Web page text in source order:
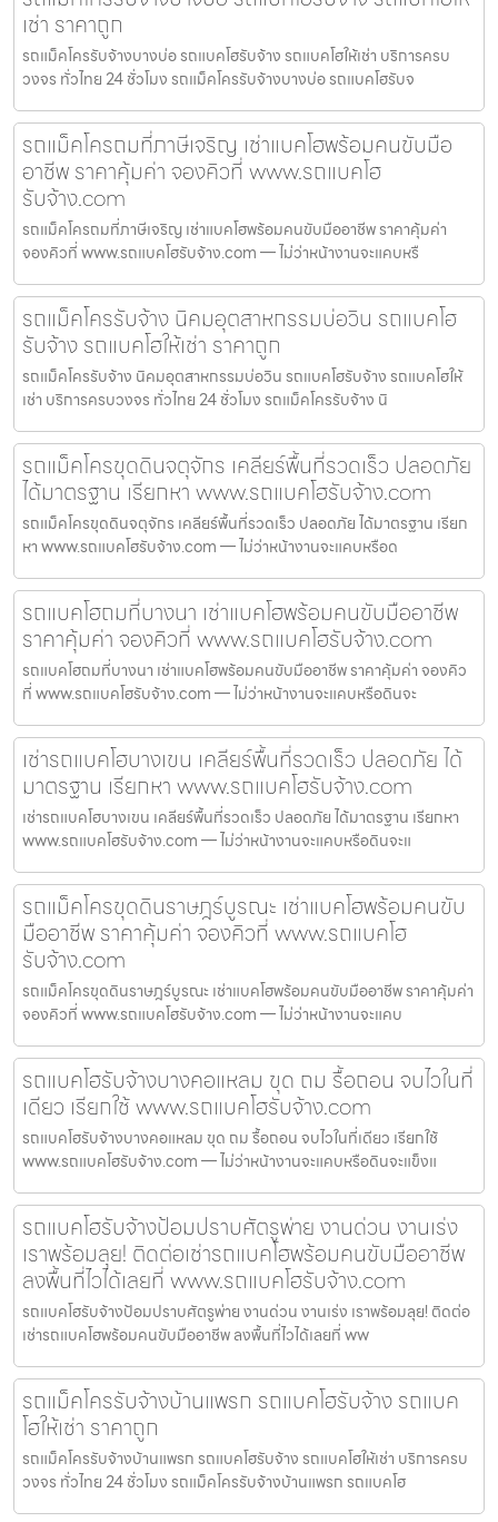
เช่า ราคาถูก
รถแม็คโครรับจ้างบางบ่อ รถแบคโฮรับจ้าง รถแบคโฮให้เช่า บริการครบ
วงจร ทั่วไทย 24 ชั่วโมง รถแม็คโครรับจ้างบางบ่อ รถแบคโฮรับจ
รถแม็คโครถมที่ภาษีเจริญ เช่าแบคโฮพร้อมคนขับมือ
อาชีพ ราคาคุ้มค่า จองคิวที่ www.รถแบคโฮ
รับจ้าง.com
รถแม็คโครถมที่ภาษีเจริญ เช่าแบคโฮพร้อมคนขับมืออาชีพ ราคาคุ้มค่า
จองคิวที่ www.รถแบคโฮรับจ้าง.com — ไม่ว่าหน้างานจะแคบหรื
รถแม็คโครรับจ้าง นิคมอุตสาหกรรมบ่อวิน รถแบคโฮ
รับจ้าง รถแบคโฮให้เช่า ราคาถูก
รถแม็คโครรับจ้าง นิคมอุตสาหกรรมบ่อวิน รถแบคโฮรับจ้าง รถแบคโฮให้
เช่า บริการครบวงจร ทั่วไทย 24 ชั่วโมง รถแม็คโครรับจ้าง นิ
รถแม็คโครขุดดินจตุจักร เคลียร์พื้นที่รวดเร็ว ปลอดภัย
ได้มาตรฐาน เรียกหา www.รถแบคโฮรับจ้าง.com
รถแม็คโครขุดดินจตุจักร เคลียร์พื้นที่รวดเร็ว ปลอดภัย ได้มาตรฐาน เรียก
หา www.รถแบคโฮรับจ้าง.com — ไม่ว่าหน้างานจะแคบหรือด
รถแบคโฮถมที่บางนา เช่าแบคโฮพร้อมคนขับมืออาชีพ
ราคาคุ้มค่า จองคิวที่ www.รถแบคโฮรับจ้าง.com
รถแบคโฮถมที่บางนา เช่าแบคโฮพร้อมคนขับมืออาชีพ ราคาคุ้มค่า จองคิว
ที่ www.รถแบคโฮรับจ้าง.com — ไม่ว่าหน้างานจะแคบหรือดินจะ
เช่ารถแบคโฮบางเขน เคลียร์พื้นที่รวดเร็ว ปลอดภัย ได้
มาตรฐาน เรียกหา www.รถแบคโฮรับจ้าง.com
เช่ารถแบคโฮบางเขน เคลียร์พื้นที่รวดเร็ว ปลอดภัย ได้มาตรฐาน เรียกหา
www.รถแบคโฮรับจ้าง.com — ไม่ว่าหน้างานจะแคบหรือดินจะแ
รถแม็คโครขุดดินราษฎร์บูรณะ เช่าแบคโฮพร้อมคนขับ
มืออาชีพ ราคาคุ้มค่า จองคิวที่ www.รถแบคโฮ
รับจ้าง.com
รถแม็คโครขุดดินราษฎร์บูรณะ เช่าแบคโฮพร้อมคนขับมืออาชีพ ราคาคุ้มค่า
จองคิวที่ www.รถแบคโฮรับจ้าง.com — ไม่ว่าหน้างานจะแคบ
รถแบคโฮรับจ้างบางคอแหลม ขุด ถม รื้อถอน จบไวในที่
เดียว เรียกใช้ www.รถแบคโฮรับจ้าง.com
รถแบคโฮรับจ้างบางคอแหลม ขุด ถม รื้อถอน จบไวในที่เดียว เรียกใช้
www.รถแบคโฮรับจ้าง.com — ไม่ว่าหน้างานจะแคบหรือดินจะแข็งแ
รถแบคโฮรับจ้างป้อมปราบศัตรูพ่าย งานด่วน งานเร่ง
เราพร้อมลุย! ติดต่อเช่ารถแบคโฮพร้อมคนขับมืออาชีพ
ลงพื้นที่ไวได้เลยที่ www.รถแบคโฮรับจ้าง.com
รถแบคโฮรับจ้างป้อมปราบศัตรูพ่าย งานด่วน งานเร่ง เราพร้อมลุย! ติดต่อ
เช่ารถแบคโฮพร้อมคนขับมืออาชีพ ลงพื้นที่ไวได้เลยที่ ww
รถแม็คโครรับจ้างบ้านแพรก รถแบคโฮรับจ้าง รถแบค
โฮให้เช่า ราคาถูก
รถแม็คโครรับจ้างบ้านแพรก รถแบคโฮรับจ้าง รถแบคโฮให้เช่า บริการครบ
วงจร ทั่วไทย 24 ชั่วโมง รถแม็คโครรับจ้างบ้านแพรก รถแบคโฮ